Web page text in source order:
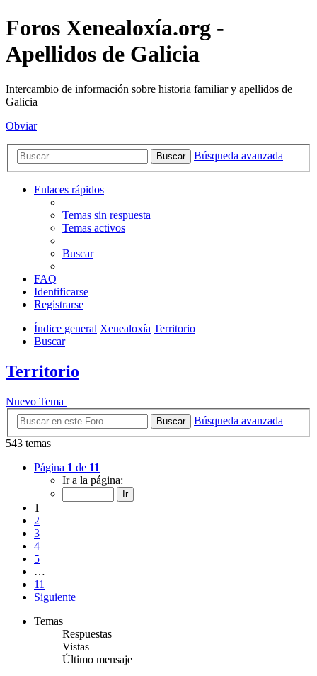
Foros Xenealoxía.org -
Apellidos de Galicia
Intercambio de información sobre historia familiar y apellidos de
Galicia
Obviar
Buscar Búsqueda avanzada
Enlaces rápidos
Temas sin respuesta
Temas activos
Buscar
FAQ
Identificarse
Registrarse
Índice general Xenealoxía Territorio
Buscar
Territorio
Nuevo Tema
Buscar
Búsqueda avanzada
543 temas
Página 1 de 11
Ir a la página:
1
2
3
4
5
…
11
Siguiente
Temas
Respuestas
Vistas
Último mensaje